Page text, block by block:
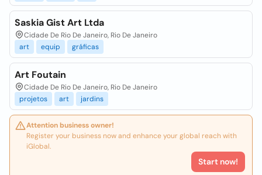
Saskia Gist Art Ltda
Cidade De Rio De Janeiro, Rio De Janeiro
art
equip gráficas
Art Foutain
Cidade De Rio De Janeiro, Rio De Janeiro
projetos
art jardins
Attention business owner!
Register your business now and enhance your global reach with
iGlobal.
Start now!